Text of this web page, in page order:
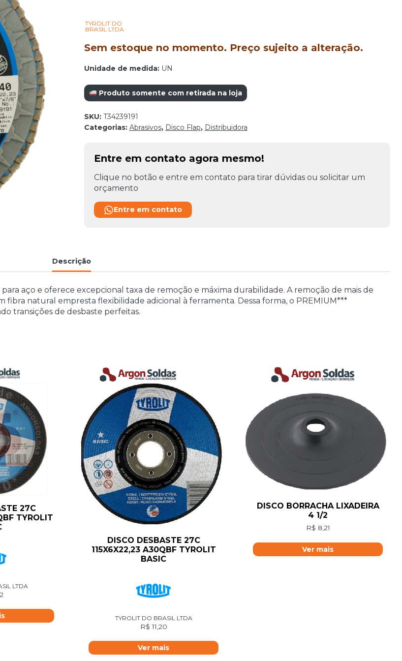
TYROLIT DO
BRASIL LTDA
Sem estoque no momento. Preço sujeito a alteração.
Unidade de medida:UN
Produto somente com retirada na loja
SKU: T34239191
Categorias: Abrasivos, Disco Flap, Distribuidora
Entre em contato agora mesmo!
Clique no botão e entre em contato para tirar dúvidas ou solicitar um
orçamento
Entre em contato
Descrição
aço e oferece excepcional taxa de remoção e máxima durabilidade. A remoção de mais de
natural empresta flexibilidade adicional à ferramenta. Dessa forma, o PREMIUM***
transições de desbaste perfeitas.
27C
TYROLIT
LTDA
DISCO DESBASTE 27C
115X6X22,23 A30QBF TYROLIT
BASIC
TYROLIT DO BRASIL LTDA
R$ 11,20
Ver mais
DISCO BORRACHA LIXADEIRA
4 1/2
R$ 8,21
Ver mais